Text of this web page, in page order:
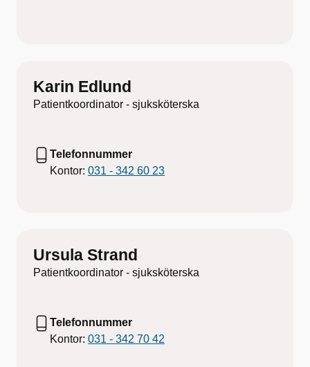
Karin Edlund
Patientkoordinator - sjuksköterska
Telefonnummer
Kontor: 031 - 342 60 23
Ursula Strand
Patientkoordinator - sjuksköterska
Telefonnummer
Kontor: 031 - 342 70 42